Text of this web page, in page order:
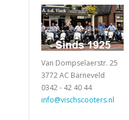
Van Dompselaerstr. 25
3772 AC Barneveld
0342 - 42 40 44
info@vischscooters.nl